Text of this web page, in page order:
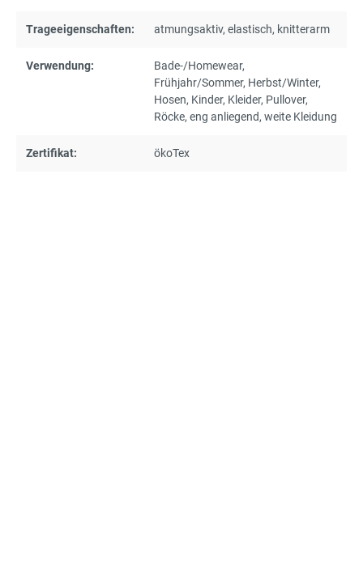
Trageeigenschaften: atmungsaktiv, elastisch, knitterarm
Verwendung: Bade-/Homewear,
Frühjahr/Sommer, Herbst/Winter,
Hosen, Kinder, Kleider, Pullover,
Röcke, eng anliegend, weite Kleidung
Zertifikat: ökoTex